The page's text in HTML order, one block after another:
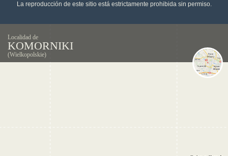
La reproducción de este sitio está estrictamente prohibida sin permiso.
Localidad de
KOMORNIKI
(Wielkopolskie)